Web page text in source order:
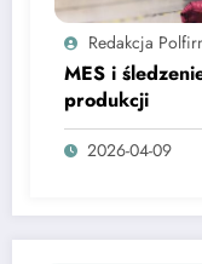
Redakcja
MES i
produkcji
2026-04-09